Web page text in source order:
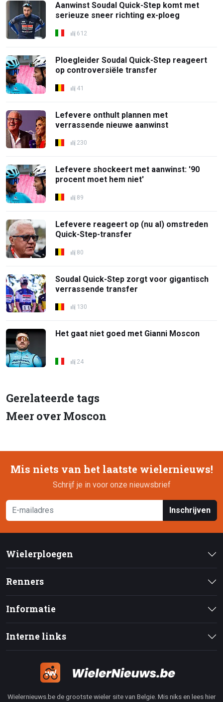
Aanwinst Soudal Quick-Step komt met
serieuze sneer richting ex-ploeg
612
Ploegleider Soudal Quick-Step reageert
op controversiële transfer
41
Lefevere onthult plannen met
verrassende nieuwe aanwinst
230
Lefevere shockeert met aanwinst: '90
procent moet hem niet'
89
Lefevere reageert op (nu al) omstreden
Quick-Step-transfer
80
Soudal Quick-Step zorgt voor gigantisch
verrassende transfer
130
Het gaat niet goed met Gianni Moscon
24
Gerelateerde tags
Meer over Moscon
Mis niets van het laatste wielernieuws!
Schrijf je in voor onze nieuwsbrief
Inschrijven
Wielerploegen
Renners
Informatie
Interne links
Wielernieuws.be de grootste wieler site van Belgie. Mis niks en lees hier